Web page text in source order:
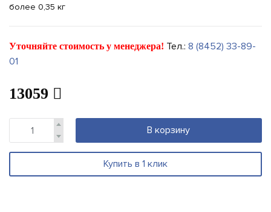
более 0,35 кг
Уточняйте стоимость у менеджера! Тел.: 8 (8452) 33-89-
01
13059
В корзину
Купить в 1 клик